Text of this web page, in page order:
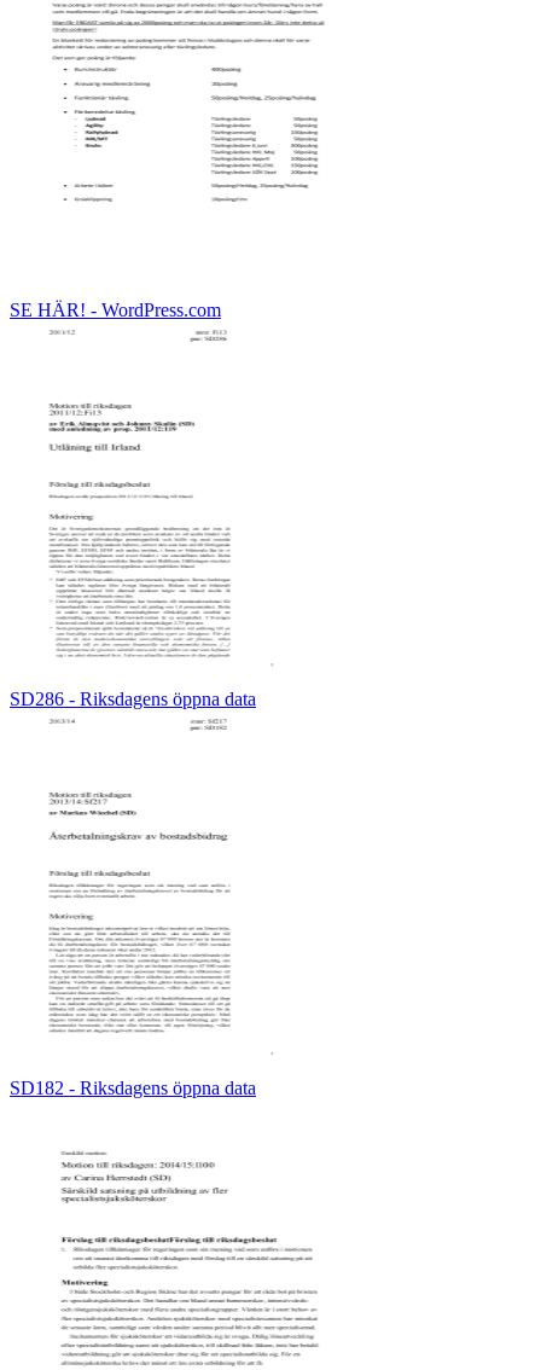
SE HÄR! - WordPress.com
SD286 - Riksdagens öppna data
SD182 - Riksdagens öppna data